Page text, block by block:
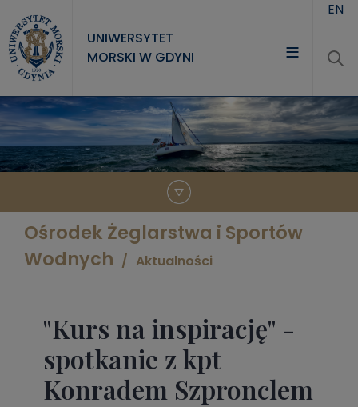
UNIWERSYTET
MORSKI W GDYNI
UNIWERSYTET
STUDIA
NAUKA
KONTAKT
EN
Ośrodek Żeglarstwa i Sportów
Wodnych
Aktualności
"Kurs na inspirację" -
spotkanie z kpt
Konradem Szpronclem